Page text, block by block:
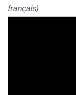
français)